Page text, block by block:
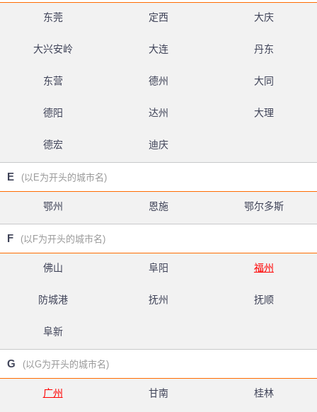
东莞 定西 大庆
大兴安岭 大连 丹东
东营 德州 大同
德阳 达州 大理
德宏 迪庆
E (以E为开头的城市名)
鄂州 恩施 鄂尔多斯
F (以F为开头的城市名)
佛山 阜阳 福州
防城港 抚州 抚顺
阜新
G (以G为开头的城市名)
广州 甘南 桂林